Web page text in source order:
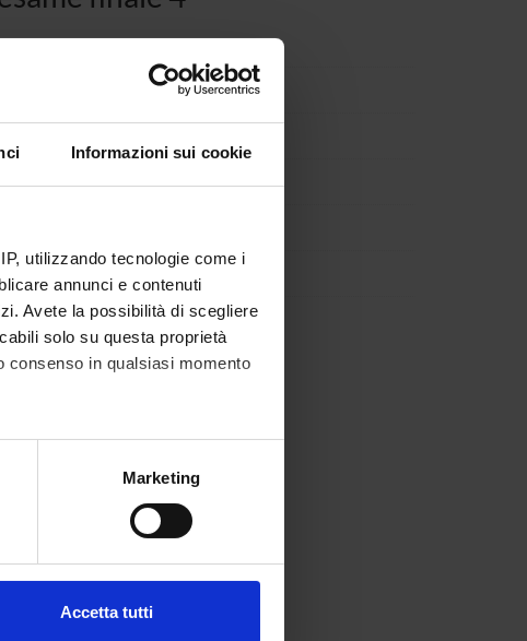
Informazioni sui cookie
utilizzando tecnologie come i
annunci e contenuti
Avete la possibilità di scegliere
solo su questa proprietà
consenso in qualsiasi momento
qualche metro,Marketing
Accetta tutti